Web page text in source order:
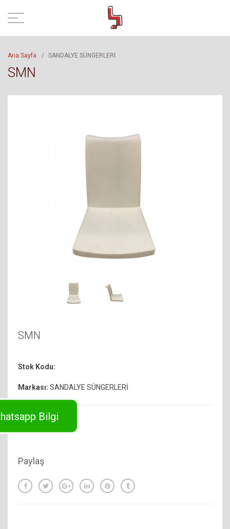
Ana Sayfa / SANDALYE SÜNGERLERİ
SMN
SMN
Stok Kodu:
Markası: SANDALYE SÜNGERLERİ
Bilgi
Paylaş